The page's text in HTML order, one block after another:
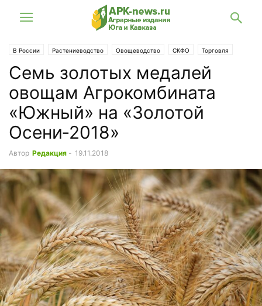
В России Растениеводство Овощеводство СКФО Торговля
Семь золотых медалей
овощам Агрокомбината
«Южный» на «Золотой
Осени‑2018»
Автор Редакция - 19.11.2018